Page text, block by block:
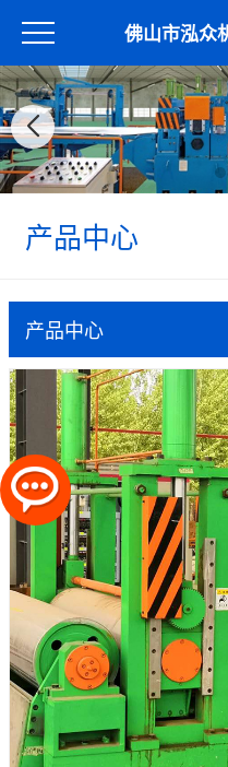
佛山市泓众
产品中心
产品中心